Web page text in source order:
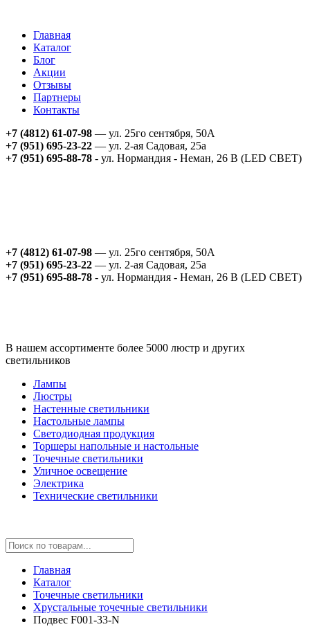
Главная
Каталог
Блог
Акции
Отзывы
Партнеры
Контакты
+7 (4812) 61-07-98 — ул. 25го сентября, 50А
+7 (951) 695-23-22 — ул. 2-ая Садовая, 25а
+7 (951) 695-88-78 - ул. Нормандия - Неман, 26 В (LED СВЕТ)
+7 (4812) 61-07-98 — ул. 25го сентября, 50А
+7 (951) 695-23-22 — ул. 2-ая Садовая, 25а
+7 (951) 695-88-78 - ул. Нормандия - Неман, 26 В (LED СВЕТ)
В нашем ассортименте более 5000 люстр и других
светильников
Лампы
Люстры
Настенные светильники
Настольные лампы
Светодиодная продукция
Торшеры напольные и настольные
Точечные светильники
Уличное освещение
Электрика
Технические светильники
Главная
Каталог
Точечные светильники
Хрустальные точечные светильники
Подвес F001-33-N